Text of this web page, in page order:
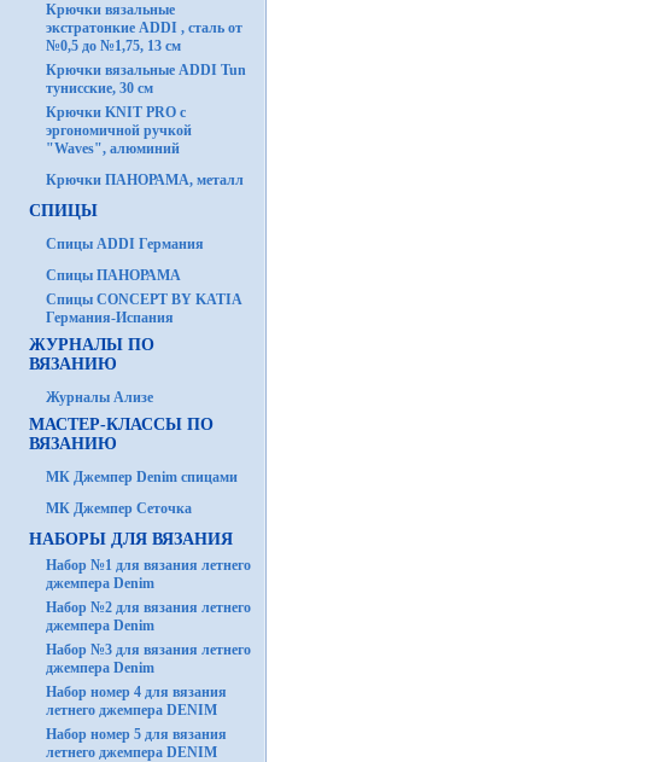
Крючки вязальные
экстратонкие ADDI , сталь от
№0,5 до №1,75, 13 см
Крючки вязальные ADDI Tun
тунисские, 30 см
Крючки KNIT PRO с
эргономичной ручкой
"Waves", алюминий
Крючки ПАНОРАМА, металл
СПИЦЫ
Спицы ADDI Германия
Спицы ПАНОРАМА
Спицы CONCEPT BY KATIA
Германия-Испания
ЖУРНАЛЫ ПО
ВЯЗАНИЮ
Журналы Ализе
МАСТЕР-КЛАССЫ ПО
ВЯЗАНИЮ
МК Джемпер Denim спицами
МК Джемпер Сеточка
НАБОРЫ ДЛЯ ВЯЗАНИЯ
Набор №1 для вязания летнего
джемпера Denim
Набор №2 для вязания летнего
джемпера Denim
Набор №3 для вязания летнего
джемпера Denim
Набор номер 4 для вязания
летнего джемпера DENIM
Набор номер 5 для вязания
летнего джемпера DENIM